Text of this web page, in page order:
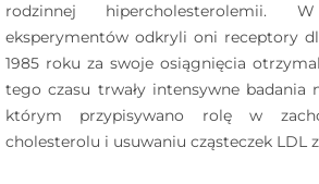
rodzinnej hipercholesterolemii.
eksperymentów odkryli oni receptory
1985 roku za swoje osiągnięcia
tego czasu trwały intensywne badania
którym przypisywano rolę w
cholesterolu i usuwaniu cząsteczek LDL z